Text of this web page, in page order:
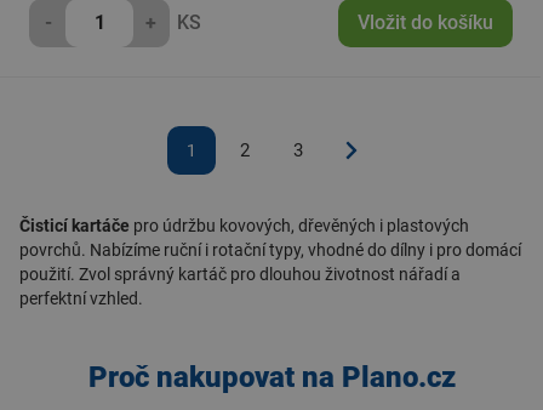
- + KS Vložit do košíku
1 2 3
Čisticí kartáče pro údržbu kovových, dřevěných i plastových
povrchů. Nabízíme ruční i rotační typy, vhodné do dílny i pro domácí
použití. Zvol správný kartáč pro dlouhou životnost nářadí a
perfektní vzhled.
Proč nakupovat na Plano.cz